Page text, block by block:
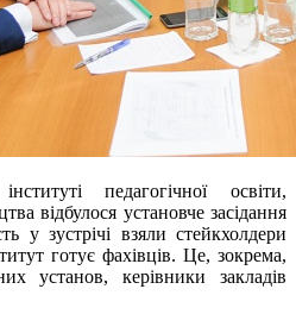
педагогічної освіти,
відбулося установче засідання
у зустрічі взяли стейкхолдери
готує фахівців. Це, зокрема,
установ, керівники закладів